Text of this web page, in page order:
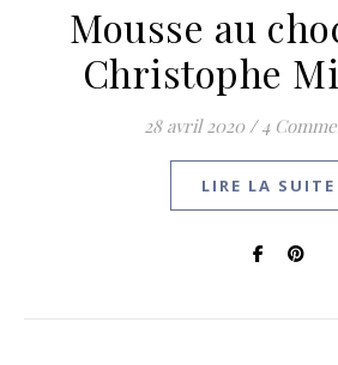
Mousse au
Christophe
28 avril 2020 / 4
LIRE LA SUITE